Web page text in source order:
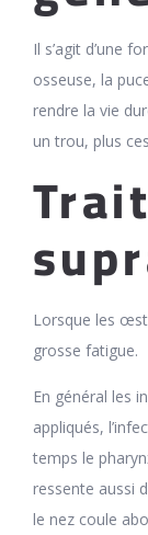
Il s’agit d’une
osseuse, la
rendre la vie
un trou, plus
Lorsque les
grosse fatigue.
En général les
appliqués,
temps le
ressente aussi
le nez coule